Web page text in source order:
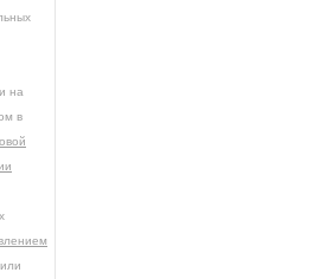
на
в
или